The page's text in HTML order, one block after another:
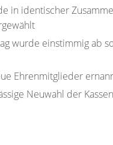
in identischer
wurde einstimmig ab
Ehrenmitglieder
Neuwahl der